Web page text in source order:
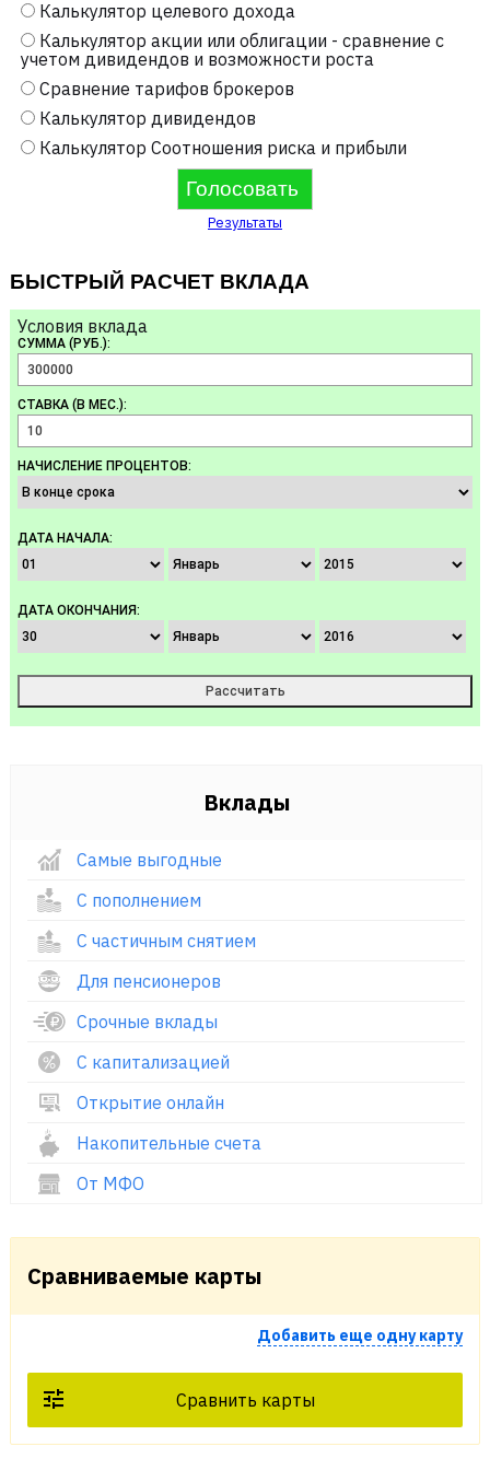
Калькулятор целевого дохода
Калькулятор акции или облигации - сравнение с
учетом дивидендов и возможности роста
Сравнение тарифов брокеров
Калькулятор дивидендов
Калькулятор Соотношения риска и прибыли
Результаты
БЫСТРЫЙ РАСЧЕТ ВКЛАДА
Условия вклада
СУММА (РУБ.):
СТАВКА (В МЕС.):
НАЧИСЛЕНИЕ ПРОЦЕНТОВ:
ДАТА НАЧАЛА:
ДАТА ОКОНЧАНИЯ:
Вклады
Самые выгодные
С пополнением
С частичным снятием
Для пенсионеров
Срочные вклады
С капитализацией
Открытие онлайн
Накопительные счета
От МФО
Сравниваемые карты
Добавить еще одну карту
Сравнить карты